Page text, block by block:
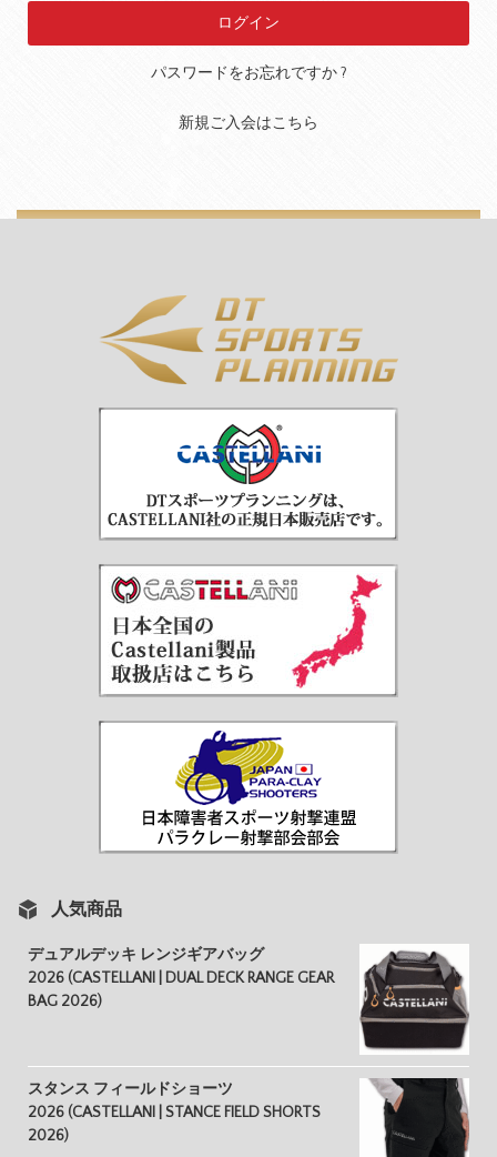
パスワードをお忘れですか ?
新規ご入会はこちら
人気商品
デュアルデッキ レンジギアバッグ
2026 (CASTELLANI | DUAL DECK RANGE GEAR
BAG 2026)
スタンス フィールドショーツ
2026 (CASTELLANI | STANCE FIELD SHORTS
2026)